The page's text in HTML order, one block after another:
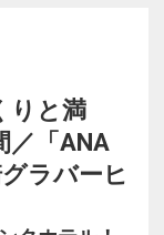
りと満
「ANA
ラバーヒ